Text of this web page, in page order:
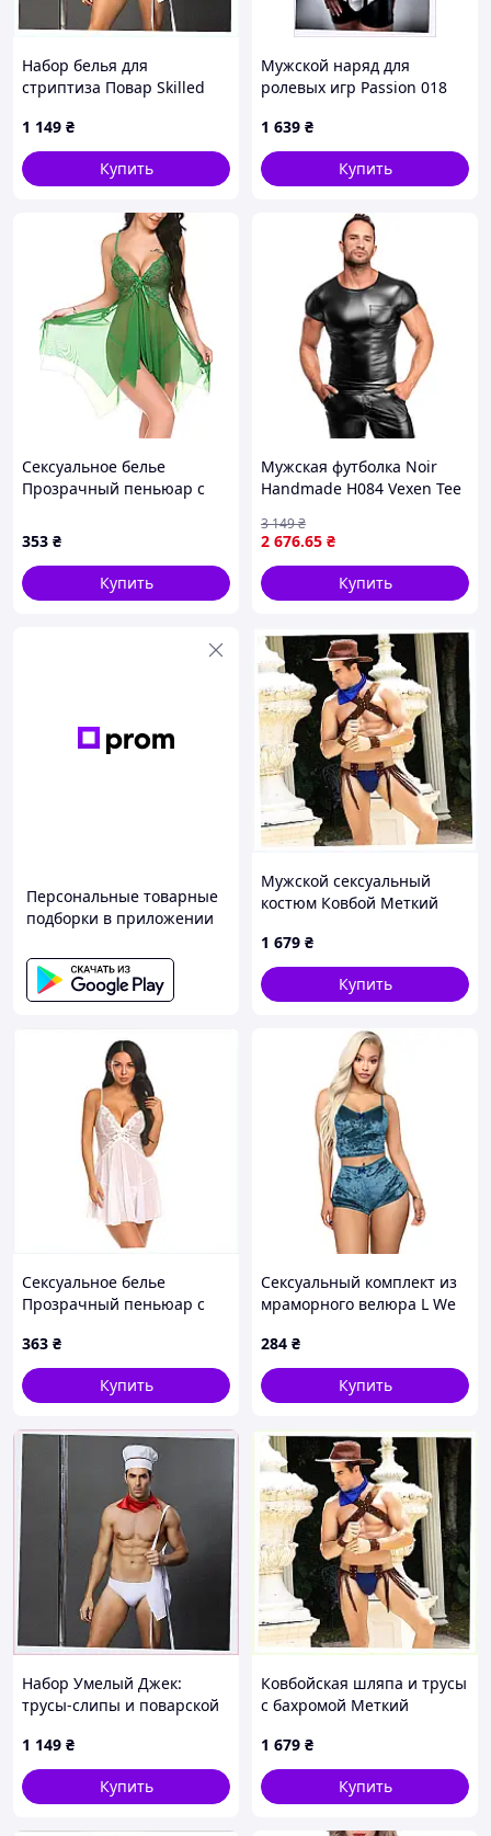
Набор белья для
стриптиза Повар Skilled
1 149 ₴
Купить
Мужской наряд для
ролевых игр Passion 018
1 639 ₴
Купить
Сексуальное белье
Прозрачный пеньюар с
Зелёный
353 ₴
Купить
Мужская футболка Noir
Handmade H084 Vexen Tee
2 676.65 ₴
3 149₴
Купить
Персональные товарные
подборки в приложении
Мужской сексуальный
костюм Ковбой Меткий
1 679 ₴
Купить
Сексуальное белье
Прозрачный пеньюар с
Белый, 8X123227P
363 ₴
Купить
Сексуальный комплект из
мраморного велюра L We
284 ₴
Купить
Набор Умелый Джек:
трусы-слипы и поварской
1 149 ₴
Купить
Ковбойская шляпа и трусы
с бахромой Меткий
1 679 ₴
Купить